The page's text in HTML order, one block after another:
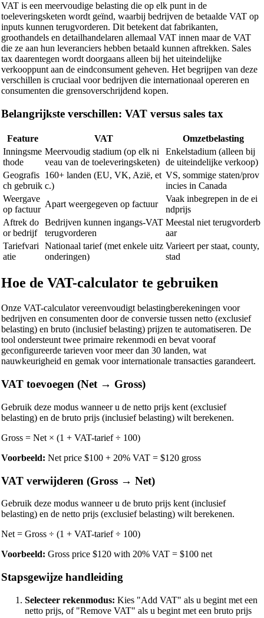
VAT is een meervoudige belasting die op elk punt in de
toeleveringsketen wordt geïnd, waarbij bedrijven de betaalde VAT op
inputs kunnen terugvorderen. Dit betekent dat fabrikanten,
groothandels en detailhandelaren allemaal VAT innen maar de VAT
die ze aan hun leveranciers hebben betaald kunnen aftrekken. Sales
tax daarentegen wordt doorgaans alleen bij het uiteindelijke
verkooppunt aan de eindconsument geheven. Het begrijpen van deze
verschillen is cruciaal voor bedrijven die internationaal opereren en
consumenten die grensoverschrijdend kopen.
Belangrijkste verschillen: VAT versus sales tax
Feature VAT
Omzetbelasting
Inningsme
thode
Meervoudig stadium (op elk ni
veau van de toeleveringsketen)
Enkelstadium (alleen bij
de uiteindelijke verkoop)
Geografis
ch gebruik
160+ landen (EU, VK, Azië, et
c.)
VS, sommige staten/prov
incies in Canada
Weergave
op factuur
Apart weergegeven op factuur
Vaak inbegrepen in de ei
ndprijs
Aftrek do
or bedrijf
Bedrijven kunnen ingangs-VAT
terugvorderen
Meestal niet terugvorderb
aar
Tariefvari
atie
Nationaal tarief (met enkele uitz
onderingen)
Varieert per staat, county,
stad
Hoe de VAT-calculator te gebruiken
Onze VAT-calculator vereenvoudigt belastingberekeningen voor
bedrijven en consumenten door de conversie tussen netto (exclusief
belasting) en bruto (inclusief belasting) prijzen te automatiseren. De
tool ondersteunt twee primaire rekenmodi en bevat vooraf
geconfigureerde tarieven voor meer dan 30 landen, wat
nauwkeurigheid en gemak voor internationale transacties garandeert.
VAT toevoegen (Net → Gross)
Gebruik deze modus wanneer u de netto prijs kent (exclusief
belasting) en de bruto prijs (inclusief belasting) wilt berekenen.
Gross = Net × (1 + VAT-tarief ÷ 100)
Voorbeeld: Net price $100 + 20% VAT = $120 gross
VAT verwijderen (Gross → Net)
Gebruik deze modus wanneer u de bruto prijs kent (inclusief
belasting) en de netto prijs (exclusief belasting) wilt berekenen.
Net = Gross ÷ (1 + VAT-tarief ÷ 100)
Voorbeeld: Gross price $120 with 20% VAT = $100 net
Stapsgewijze handleiding
Selecteer rekenmodus: Kies "Add VAT" als u begint met een
netto prijs, of "Remove VAT" als u begint met een bruto prijs